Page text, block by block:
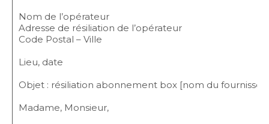
Nom de l’opérateur
Adresse de résiliation de l’opérateur
Code Postal – Ville
Lieu, date
Objet : résiliation abonnement box [nom du
Madame, Monsieur,